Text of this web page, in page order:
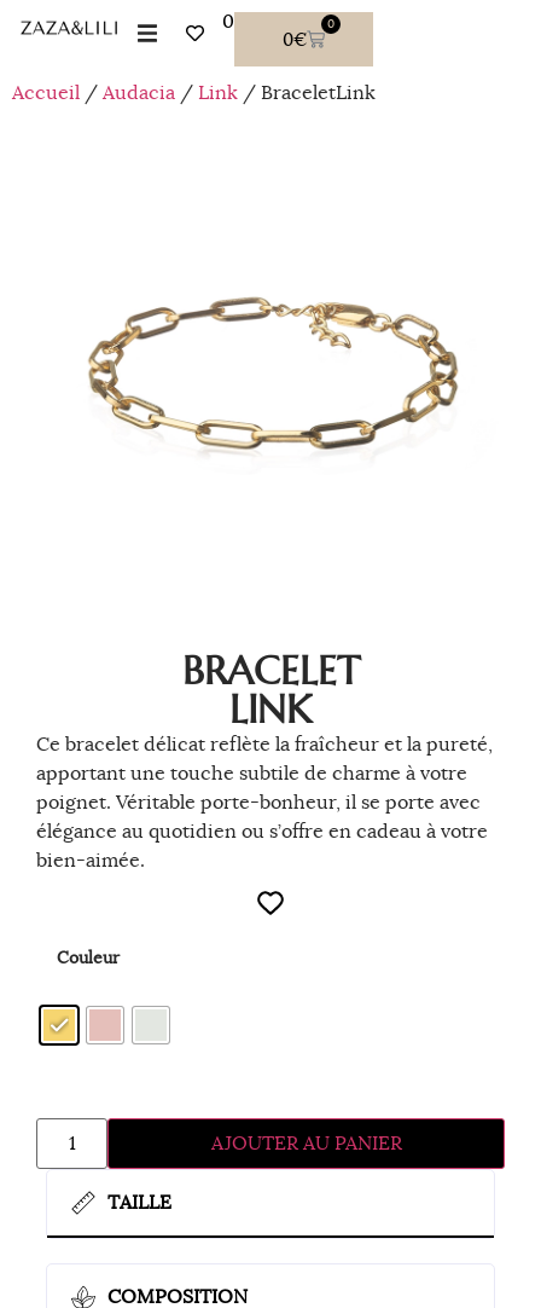
0
0€
0
Accueil / Audacia / Link / BraceletLink
BRACELET
LINK
Ce bracelet délicat reflète la fraîcheur et la pureté,
apportant une touche subtile de charme à votre
poignet. Véritable porte-bonheur, il se porte avec
élégance au quotidien ou s’offre en cadeau à votre
bien-aimée.
Couleur
AJOUTER AU PANIER
TAILLE
COMPOSITION